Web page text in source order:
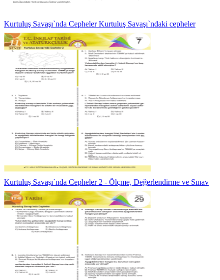
Kurtuluş Savaşı`nda Cepheler Kurtuluş Savaşı`ndaki cepheler
Kurtuluş Savaşı`nda Cepheler 2 - Ölçme, Değerlendirme ve Sınav